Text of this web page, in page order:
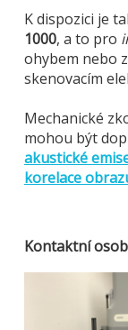
K dispozici je
1000, a to pro
ohybem nebo
skenovacím
Mechanické
mohou být
akustické
korelace
Kontaktní